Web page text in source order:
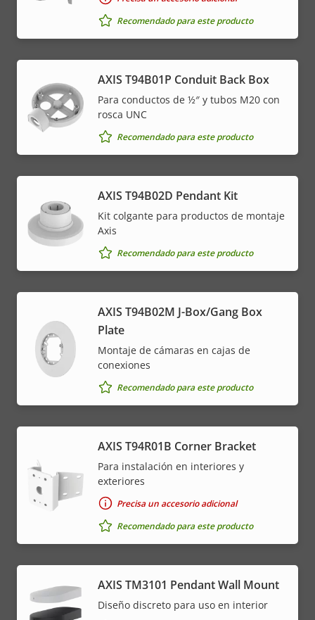
Recomendado para este producto
AXIS T94B01P Conduit Back Box
Para conductos de ½″ y tubos M20 con
rosca UNC
Recomendado para este producto
AXIS T94B02D Pendant Kit
Kit colgante para productos de montaje
Axis
Recomendado para este producto
AXIS T94B02M J-Box/Gang Box
Plate
Montaje de cámaras en cajas de
conexiones
Recomendado para este producto
AXIS T94R01B Corner Bracket
Para instalación en interiores y
exteriores
Precisa un accesorio adicional
Recomendado para este producto
AXIS TM3101 Pendant Wall Mount
Diseño discreto para uso en interior